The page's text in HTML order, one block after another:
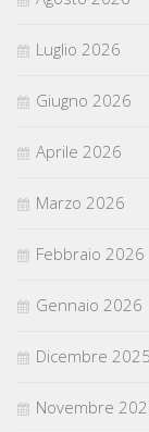
Luglio 2026
Giugno 2026
Aprile 2026
Marzo 2026
Febbraio 2026
Gennaio 2026
Dicembre 2025
Novembre